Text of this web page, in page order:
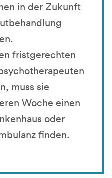
in der Zukunft
fristgerechten
muss sie
Woche einen
oder
finden.